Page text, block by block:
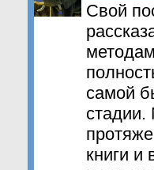
Свой
самой
стадии.
книги и